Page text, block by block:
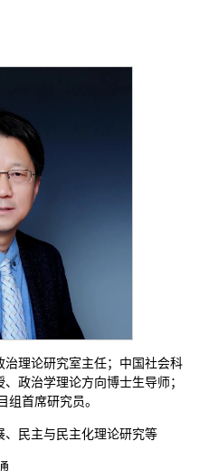
理论研究室主任；中国社会科
政治学理论方向博士生导师；
组首席研究员。
民主与民主化理论研究等